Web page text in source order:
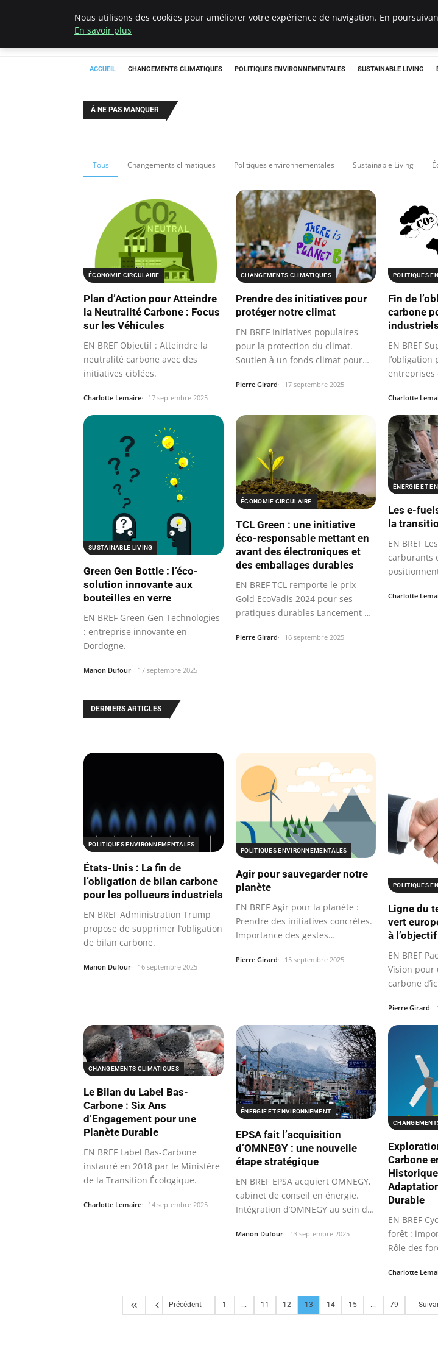
Climategatecountryclub.com
ACCUEIL CHANGEMENTS CLIMATIQUES POLITIQUES ENVIRONNEMENTALES SUSTAINABLE LIVING
À NE PAS MANQUER
Tous Changements climatiques Politiques environnementales Sustainable Living
ÉCONOMIE CIRCULAIRE
Plan d’Action pour Atteindre
la Neutralité Carbone : Focus
sur les Véhicules
EN BREF Objectif : Atteindre la
neutralité carbone avec des
initiatives ciblées.
Charlotte Lemaire 17 septembre 2025
CHANGEMENTS CLIMATIQUES
Prendre des initiatives pour
protéger notre climat
EN BREF Initiatives populaires
pour la protection du climat.
Soutien à un fonds climat pour
Pierre Girard 17 septembre 2025
POLITIQUES
Fin de
carbone
EN BREF
l’obligation
Charlotte
SUSTAINABLE LIVING
Green Gen Bottle : l’éco-
solution innovante aux
bouteilles en verre
EN BREF Green Gen Technologies
: entreprise innovante en
Dordogne.
Manon Dufour 17 septembre 2025
ÉCONOMIE CIRCULAIRE
TCL Green : une initiative
éco-responsable mettant en
avant des électroniques et
des emballages durables
EN BREF TCL remporte le prix
Gold EcoVadis 2024 pour ses
pratiques durables Lancement de
Pierre Girard 16 septembre 2025
ÉNERGIE ET
Les e-
la
EN BREF
carburants
Charlotte
DERNIERS ARTICLES
POLITIQUES ENVIRONNEMENTALES
États-Unis : La fin de
l’obligation de bilan carbone
pour les pollueurs industriels
EN BREF Administration Trump
propose de supprimer l’obligation
de bilan carbone.
Manon Dufour 16 septembre 2025
POLITIQUES ENVIRONNEMENTALES
Agir pour sauvegarder notre
planète
EN BREF Agir pour la planète :
Prendre des initiatives concrètes.
Importance des gestes
Pierre Girard 15 septembre 2025
POLITIQUES
Ligne du
vert
à
EN BREF
Vision pour
carbone
Pierre Girard
CHANGEMENTS CLIMATIQUES
Le Bilan du Label Bas-
Carbone : Six Ans
d’Engagement pour une
Planète Durable
EN BREF Label Bas-Carbone
instauré en 2018 par le Ministère
de la Transition Écologique.
Charlotte Lemaire 14 septembre 2025
ÉNERGIE ET ENVIRONNEMENT
EPSA fait l’acquisition
d’OMNEGY : une nouvelle
étape stratégique
EN BREF EPSA acquiert OMNEGY,
cabinet de conseil en énergie.
Intégration d’OMNEGY au sein de
Manon Dufour 13 septembre 2025
Carbone
Durable
EN BREF
forêt :
Rôle des
Charlotte
Précédent 1 ... 11 12 13 14 15 ... 79
Nous utilisons des cookies pour améliorer votre expérience de navigation. En
En savoir plus